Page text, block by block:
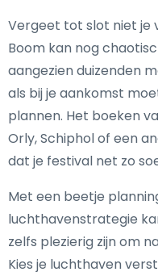
Vergeet tot slot niet je
Boom kan nog
aangezien duizenden
als bij je aankomst
plannen. Het boeken
Orly, Schiphol of een
dat je festival net zo
Met een beetje
luchthavenstrategie
zelfs plezierig zijn om
Kies je luchthaven